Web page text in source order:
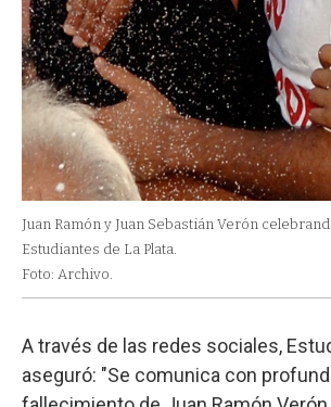
Juan Ramón y Juan Sebastián Verón
Estudiantes de La Plata.
Foto: Archivo.
A través de las redes sociales,
aseguró: "Se comunica con